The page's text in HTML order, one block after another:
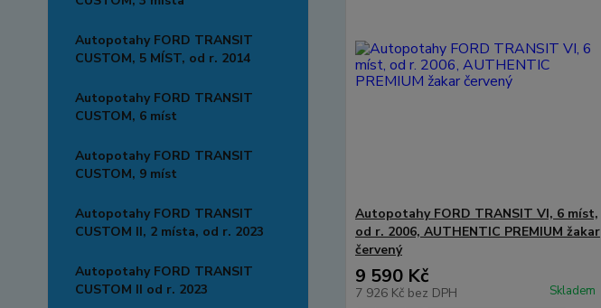
Autopotahy FORD TRANSIT
CUSTOM, 5 MÍST, od r. 2014
Autopotahy FORD TRANSIT
CUSTOM, 6 míst
Autopotahy FORD TRANSIT
CUSTOM, 9 míst
Autopotahy FORD TRANSIT
CUSTOM II, 2 místa, od r. 2023
Autopotahy FORD TRANSIT
CUSTOM II od r. 2023
Autopotahy FORD TRANSIT VI, 6 míst,
od r. 2006, AUTHENTIC PREMIUM žakar
červený
9 590 Kč
7 926 Kč bez DPH Skladem